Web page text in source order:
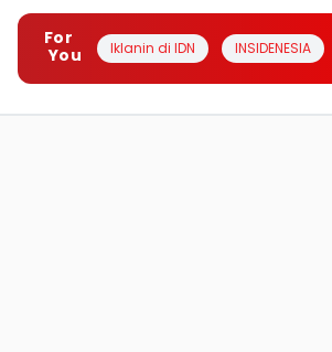
For
You
Iklanin di IDN INSIDENESIA